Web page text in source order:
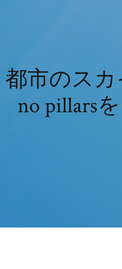
都市のス
no pillars